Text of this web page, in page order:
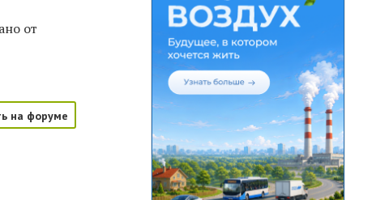
от
на форуме